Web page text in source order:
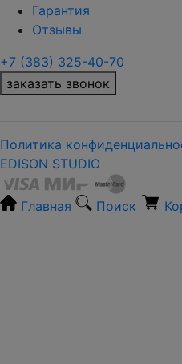
Гарантия
Отзывы
+7 (383) 325-40-70
заказать звонок
Политика
EDISON STUDIO
Главная Поиск